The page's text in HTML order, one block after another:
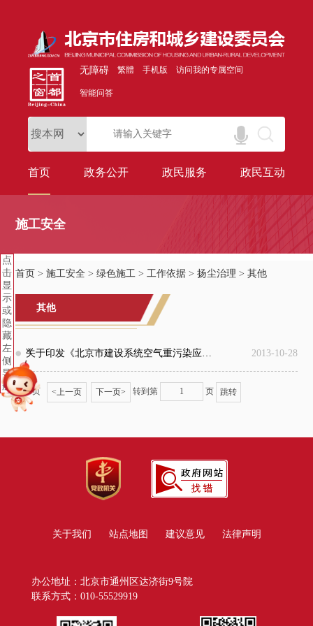
无障碍 繁體 手机版 访问我的专属空间
智能问答
首页 政务公开 政民服务 政民互动
施工安全
点
击
显
示
或
隐
藏
左
侧
导
航
首页 >施工安全 >绿色施工 >工作依据 >扬尘治理 >其他
其他
关于印发《北京市建设系统空气重污染应急预案》的通知 2013-10-28
共1页 <上一页 下一页> 转到第 页
+
关于我们 站点地图 建议意见 法律声明
办公地址：北京市通州区达济街9号院
联系方式：010-55529919